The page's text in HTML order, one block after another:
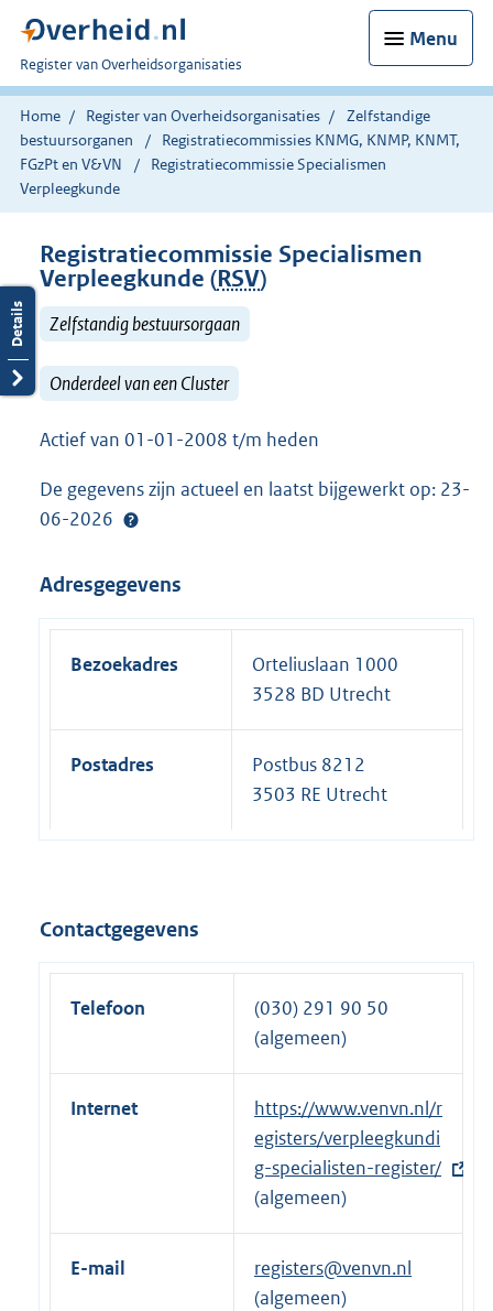
Menu
U
bent
nu
hier:
Register van Overheidsorganisaties
Home Register van Overheidsorganisaties
Zelfstandige
bestuursorganen
Registratiecommissies KNMG, KNMP, KNMT,
FGzPt en V&VN
Registratiecommissie Specialismen
Verpleegkunde
Registratiecommissie Specialismen
Verpleegkunde (RSV)
Zelfstandig bestuursorgaan
Onderdeel van een Cluster
Actief van 01-01-2008 t/m heden
De gegevens zijn actueel en laatst bijgewerkt op: 23-
06-2026
Adresgegevens
Bezoekadres
Orteliuslaan 1000
3528 BD Utrecht
Postadres
Postbus 8212
3503 RE Utrecht
Contactgegevens
Telefoon
(030) 291 90 50
(algemeen)
Internet
E
x
t
e
r
e
https://www.venvn.nl/r
egisters/verpleegkundi
g-specialisten-register/
(algemeen)
E-mail
registers@venvn.nl
(algemeen)